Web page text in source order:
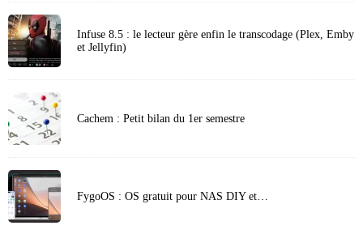
Infuse 8.5 : le lecteur gère enfin le transcodage (Plex, Emby
et Jellyfin)
Cachem : Petit bilan du 1er semestre
FygoOS : OS gratuit pour NAS DIY et…